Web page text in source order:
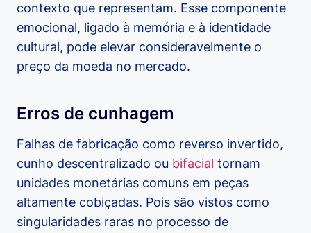
contexto que representam. Esse componente
emocional, ligado à memória e à identidade
cultural, pode elevar consideravelmente o
preço da moeda no mercado.
Erros de cunhagem
Falhas de fabricação como reverso invertido,
cunho descentralizado ou bifacial tornam
unidades monetárias comuns em peças
altamente cobiçadas. Pois são vistos como
singularidades raras no processo de